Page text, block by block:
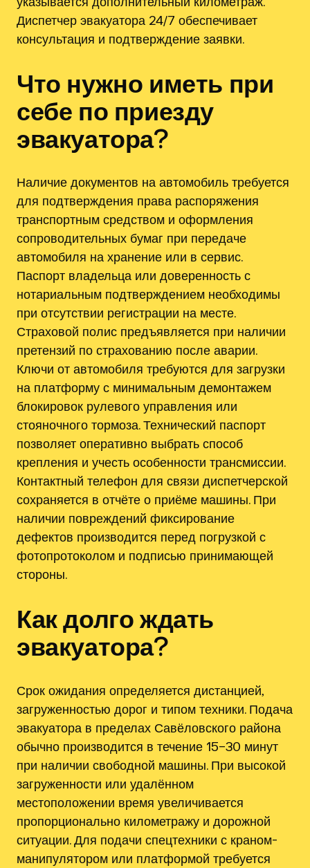
Диспетчер эвакуатора 24/7 обеспечивает
консультация и подтверждение заявки.
Что нужно иметь при
себе по приезду
эвакуатора?
Наличие документов на автомобиль требуется
для подтверждения права распоряжения
транспортным средством и оформления
сопроводительных бумаг при передаче
автомобиля на хранение или в сервис.
Паспорт владельца или доверенность с
нотариальным подтверждением необходимы
при отсутствии регистрации на месте.
Страховой полис предъявляется при наличии
претензий по страхованию после аварии.
Ключи от автомобиля требуются для загрузки
на платформу с минимальным демонтажем
блокировок рулевого управления или
стояночного тормоза. Технический паспорт
позволяет оперативно выбрать способ
крепления и учесть особенности трансмиссии.
Контактный телефон для связи диспетчерской
сохраняется в отчёте о приёме машины. При
наличии повреждений фиксирование
дефектов производится перед погрузкой с
фотопротоколом и подписью принимающей
стороны.
Как долго ждать
эвакуатора?
Срок ожидания определяется дистанцией,
загруженностью дорог и типом техники. Подача
эвакуатора в пределах Савёловского района
обычно производится в течение 15–30 минут
при наличии свободной машины. При высокой
загруженности или удалённом
местоположении время увеличивается
пропорционально километражу и дорожной
ситуации. Для подачи спецтехники с краном-
манипулятором или платформой требуется